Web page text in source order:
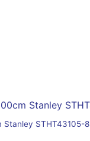
Stanley STHT43105-8